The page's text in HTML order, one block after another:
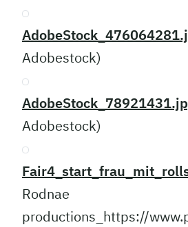
Adobestock)
Adobestock)
Rodnae
productions_https://